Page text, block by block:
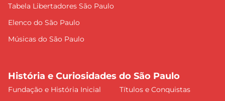
Tabela Libertadores São Paulo
Elenco do São Paulo
Músicas do São Paulo
História e Curiosidades do São Paulo
Fundação e História Inicial
Títulos e Conquistas